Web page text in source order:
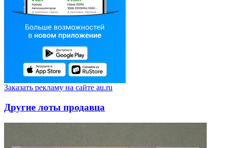
Заказать рекламу на сайте au.ru
Другие лоты продавца